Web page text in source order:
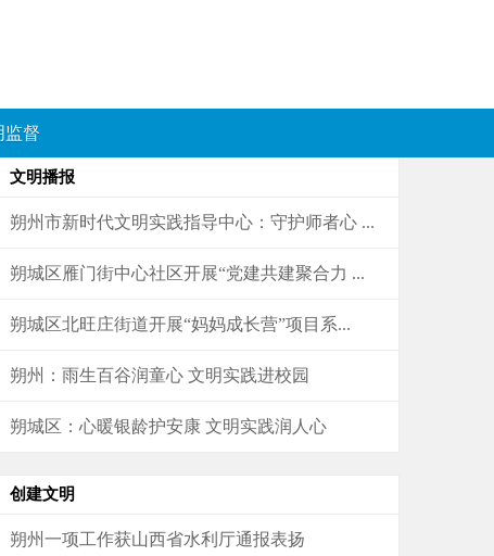
监督
文明播报
朔州市新时代文明实践指导中心：守护师者心 ...
朔城区雁门街中心社区开展“党建共建聚合力 ...
朔城区北旺庄街道开展“妈妈成长营”项目系...
朔州：雨生百谷润童心 文明实践进校园
朔城区：心暖银龄护安康 文明实践润人心
创建文明
朔州一项工作获山西省水利厅通报表扬